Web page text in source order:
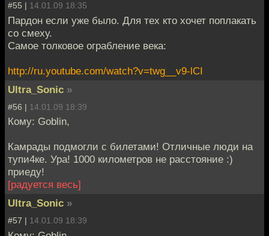
#55 | 14.01.09 18:35
Пардон если уже было. Для тех кто хочет поплакать
со смеху.
Самое толковое ограбление века:
http://ru.youtube.com/watch?v=twg__v9-lCI
Ultra_Sonic »
#56 | 14.01.09 18:39
Кому: Goblin,
Камрады подмогли с билетами! Отличные люди на
тупи4ке. Ура! 1000 километров не расстояние :)
приеду!
[радуется весь]
Ultra_Sonic »
#57 | 14.01.09 18:39